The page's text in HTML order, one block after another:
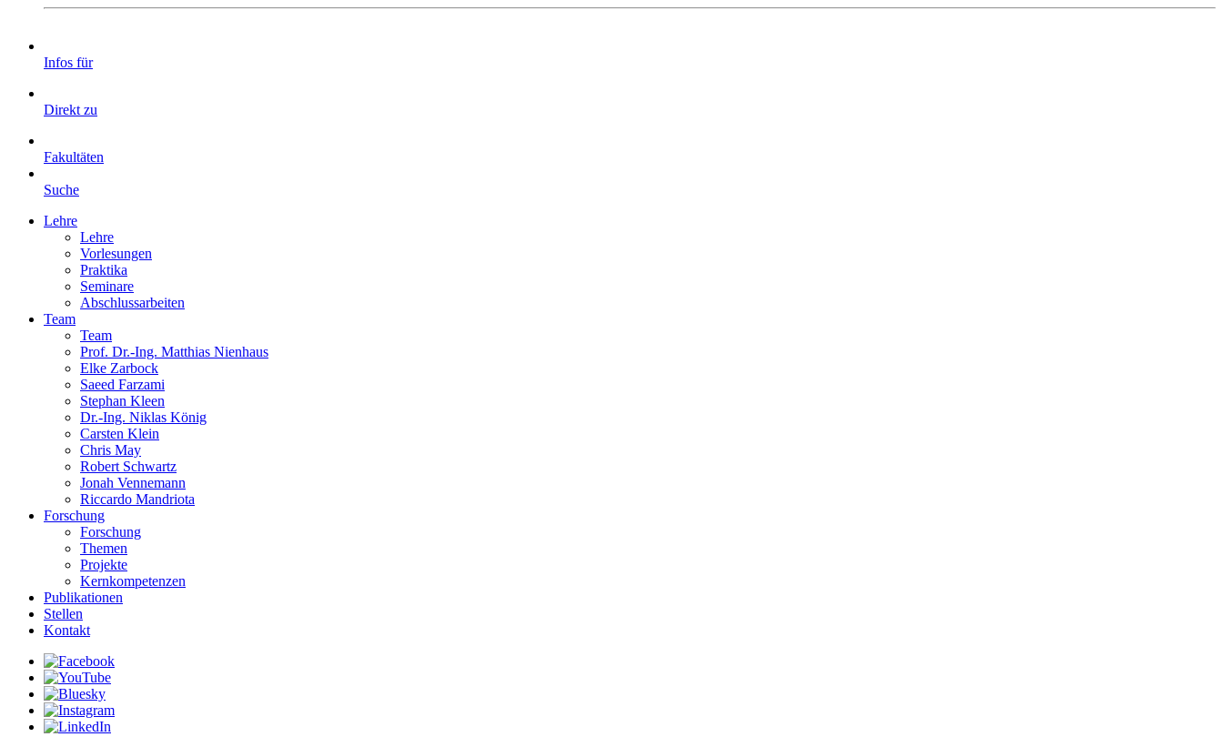
Infos für
Direkt zu
Fakultäten
Suche
Lehre
Lehre
Vorlesungen
Praktika
Seminare
Abschlussarbeiten
Team
Team
Prof. Dr.-Ing. Matthias Nienhaus
Elke Zarbock
Saeed Farzami
Stephan Kleen
Dr.-Ing. Niklas König
Carsten Klein
Chris May
Robert Schwartz
Jonah Vennemann
Riccardo Mandriota
Forschung
Forschung
Themen
Projekte
Kernkompetenzen
Publikationen
Stellen
Kontakt